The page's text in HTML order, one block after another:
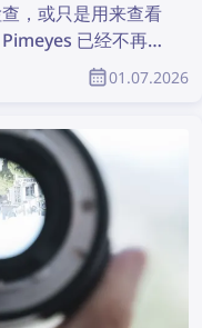
，或只是用来查看
已经不再是
我们将介绍真正有
01.07.2026